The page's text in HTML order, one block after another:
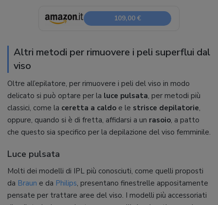
109,00 €
Altri metodi per rimuovere i peli superflui dal
viso
Oltre all’epilatore, per rimuovere i peli del viso in modo
delicato si può optare per la luce pulsata, per metodi più
classici, come la ceretta a caldo e le strisce depilatorie,
oppure, quando si è di fretta, affidarsi a un rasoio, a patto
che questo sia specifico per la depilazione del viso femminile.
Luce pulsata
Molti dei modelli di IPL più conosciuti, come quelli proposti
da Braun e da Philips, presentano finestrelle appositamente
pensate per trattare aree del viso. I modelli più accessoriati